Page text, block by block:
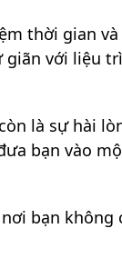
thời gian
với liệu
là sự hài
bạn vào
bạn